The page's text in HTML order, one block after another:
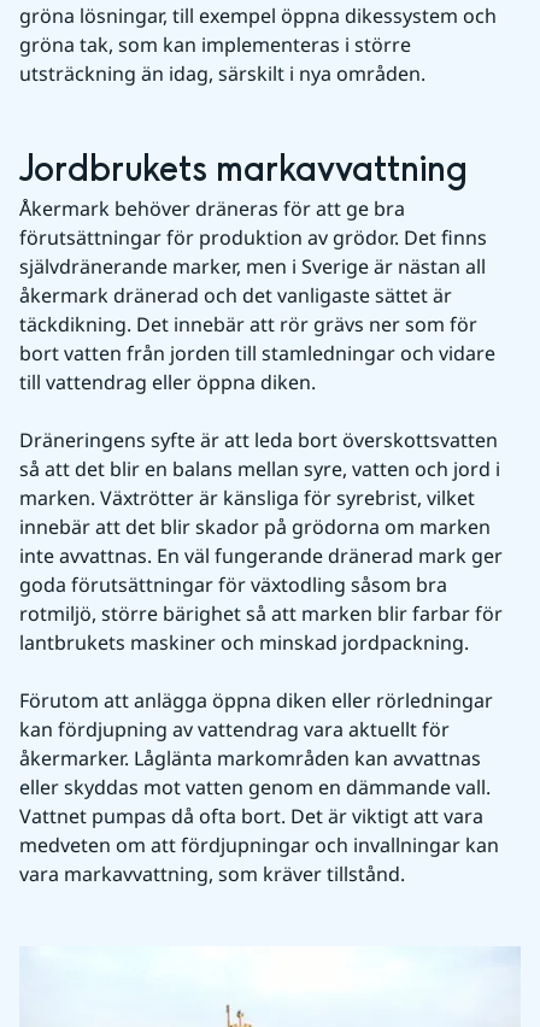
gröna lösningar, till exempel öppna dikessystem och
gröna tak, som kan implementeras i större
utsträckning än idag, särskilt i nya områden.
Jordbrukets markavvattning
Åkermark behöver dräneras för att ge bra
förutsättningar för produktion av grödor. Det finns
självdränerande marker, men i Sverige är nästan all
åkermark dränerad och det vanligaste sättet är
täckdikning. Det innebär att rör grävs ner som för
bort vatten från jorden till stamledningar och vidare
till vattendrag eller öppna diken.
Dräneringens syfte är att leda bort överskottsvatten
så att det blir en balans mellan syre, vatten och jord i
marken. Växtrötter är känsliga för syrebrist, vilket
innebär att det blir skador på grödorna om marken
inte avvattnas. En väl fungerande dränerad mark ger
goda förutsättningar för växtodling såsom bra
rotmiljö, större bärighet så att marken blir farbar för
lantbrukets maskiner och minskad jordpackning.
Förutom att anlägga öppna diken eller rörledningar
kan fördjupning av vattendrag vara aktuellt för
åkermarker. Låglänta markområden kan avvattnas
eller skyddas mot vatten genom en dämmande vall.
Vattnet pumpas då ofta bort. Det är viktigt att vara
medveten om att fördjupningar och invallningar kan
vara markavvattning, som kräver tillstånd.